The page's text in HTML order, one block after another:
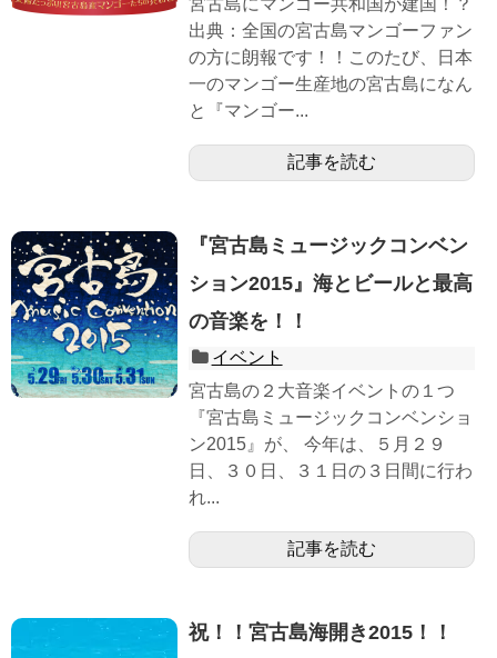
宮古島にマンゴー共和国が建国！？
出典：全国の宮古島マンゴーファン
の方に朗報です！！このたび、日本
一のマンゴー生産地の宮古島になん
と『マンゴー...
記事を読む
『宮古島ミュージックコンベン
ション2015』海とビールと最高
の音楽を！！
イベント
宮古島の２大音楽イベントの１つ
『宮古島ミュージックコンベンショ
ン2015』が、 今年は、５月２９
日、３０日、３１日の３日間に行わ
れ...
記事を読む
祝！！宮古島海開き2015！！